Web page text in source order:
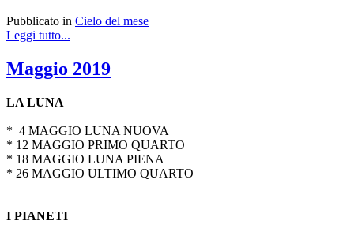
Pubblicato in Cielo del mese
Leggi tutto...
Maggio 2019
LA LUNA
* 4 MAGGIO LUNA NUOVA
* 12 MAGGIO PRIMO QUARTO
* 18 MAGGIO LUNA PIENA
* 26 MAGGIO ULTIMO QUARTO
I PIANETI